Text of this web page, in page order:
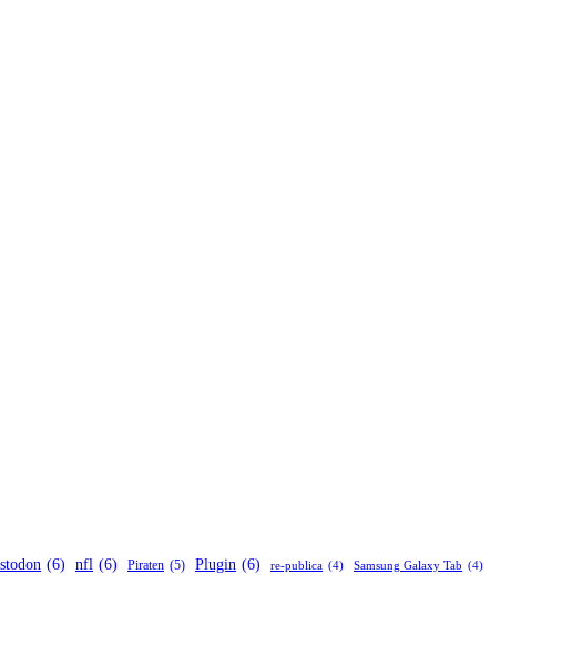
(6) nfl (6) Piraten (5) Plugin (6) re-publica (4) Samsung Galaxy Tab (4)